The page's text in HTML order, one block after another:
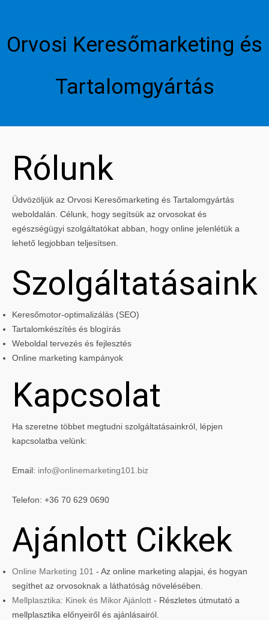
Orvosi Keresőmarketing és
Tartalomgyártás
Rólunk
Üdvözöljük az Orvosi Keresőmarketing és Tartalomgyártás
weboldalán. Célunk, hogy segítsük az orvosokat és
egészségügyi szolgáltatókat abban, hogy online jelenlétük a
lehető legjobban teljesítsen.
Szolgáltatásaink
Keresőmotor-optimalizálás (SEO)
Tartalomkészítés és blogírás
Weboldal tervezés és fejlesztés
Online marketing kampányok
Kapcsolat
Ha szeretne többet megtudni szolgáltatásainkról, lépjen
kapcsolatba velünk:
Email: info@onlinemarketing101.biz
Telefon: +36 70 629 0690
Ajánlott Cikkek
Online Marketing 101 - Az online marketing alapjai, és hogyan
segíthet az orvosoknak a láthatóság növelésében.
Mellplasztika: Kinek és Mikor Ajánlott - Részletes útmutató a
mellplasztika előnyeiről és ajánlásairól.